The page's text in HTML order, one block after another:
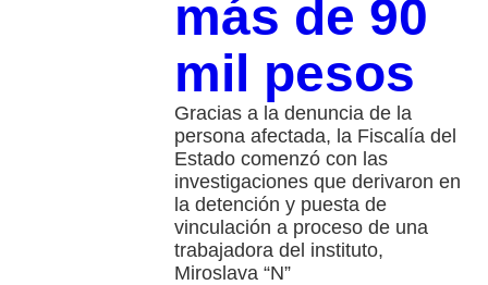
más de 90
mil pesos
Gracias a la denuncia de la
persona afectada, la Fiscalía del
Estado comenzó con las
investigaciones que derivaron en
la detención y puesta de
vinculación a proceso de una
trabajadora del instituto,
Miroslava “N”